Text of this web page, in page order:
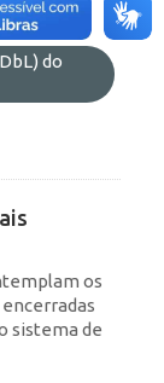
do
os
sistema de